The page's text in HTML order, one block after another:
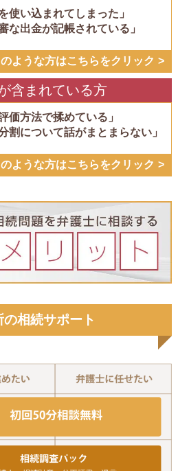
使い込まれてしまった」
な出金が記帳されている」
ような方はこちらをクリック
含まれている方
価方法で揉めている」
割について話がまとまらない」
ような方はこちらをクリック
の相続サポート